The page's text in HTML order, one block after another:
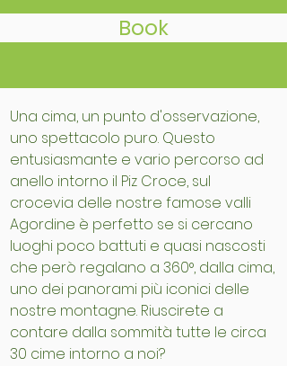
Book
Una cima, un punto d'osservazione,
uno spettacolo puro. Questo
entusiasmante e vario percorso ad
anello intorno il Piz Croce, sul
crocevia delle nostre famose valli
Agordine è perfetto se si cercano
luoghi poco battuti e quasi nascosti
che però regalano a 360°, dalla cima,
uno dei panorami più iconici delle
nostre montagne. Riuscirete a
contare dalla sommità tutte le circa
30 cime intorno a noi?